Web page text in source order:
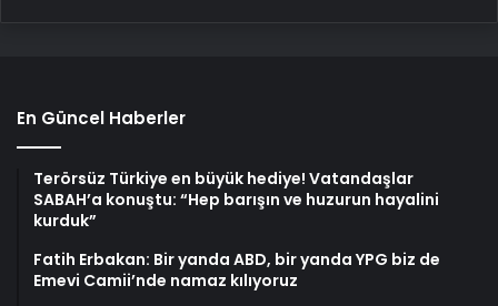
En Güncel Haberler
Terörsüz Türkiye en büyük hediye! Vatandaşlar
SABAH’a konuştu: “Hep barışın ve huzurun hayalini
kurduk”
Fatih Erbakan: Bir yanda ABD, bir yanda YPG biz de
Emevi Camii’nde namaz kılıyoruz